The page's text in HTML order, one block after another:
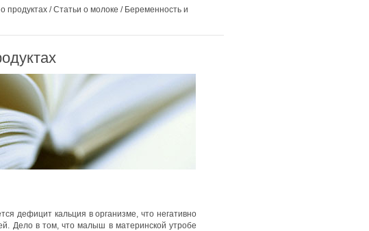
продуктах /Статьи о молоке / Беременность и
дефицит кальция в организме, что негативно
Дело в том, что малыш в материнской утробе